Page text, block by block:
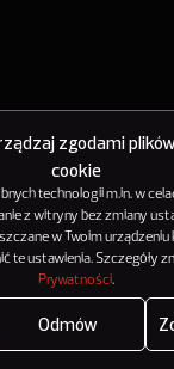
zgodami
cookie
technologii m.in. w
z witryny bez zmiany
w Twoim urządzeniu
te ustawienia. Szczegóły
Prywatności.
Odmów
143Media Sp. z o.o.